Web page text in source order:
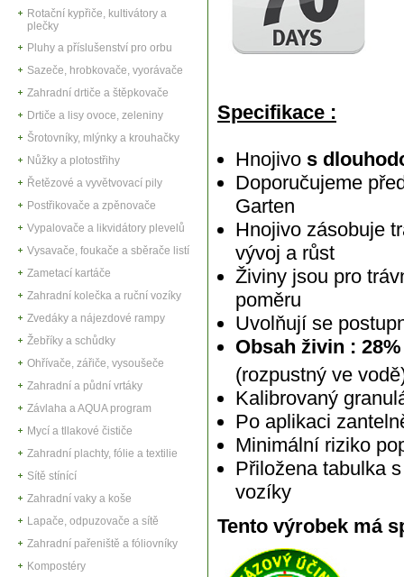
Rotační kypřiče, kultivátory a
plečky
Pluhy a příslušenství pro orbu
Sazeče, hrobkovače, vyorávače
Zahradní drtiče a štěpkovače
Drtiče a lisy ovoce, zeleniny
Šrotovníky, mlýnky a krouhačky
Nůžky a plotostřihy
Řetězové a vyvětvovací pily
Postřikovače a zpěnovače
Vypalovače a likvidátory plevelů
Vysavače, foukače a sběrače listí
Zametací kartáče
Zahradní kolečka a ruční vozíky
Zvedáky a nájezdové rampy
Žebříky a schůdky
Ohřívače, zářiče, vysoušeče
Zahradní a půdní vrtáky
Závlaha a AQUA program
Mycí a tllakové čističe
Zahradní plachty, fólie a textilie
Sítě stínící
Zahradní vaky a koše
Lapače, odpuzovače a sítě
Zahradní pařeniště a fóliovníky
Kompostéry
Specifikace :
Hnojivo s
Doporučujeme
Garten
Hnojivo zásobuje
vývoj a růst
Živiny jsou pro
poměru
Uvolňují se
Obsah živin :
(rozpustný ve
Kalibrovaný
Po aplikaci
Minimální riziko
Přiložena tabulka
vozíky
Tento výrobek má